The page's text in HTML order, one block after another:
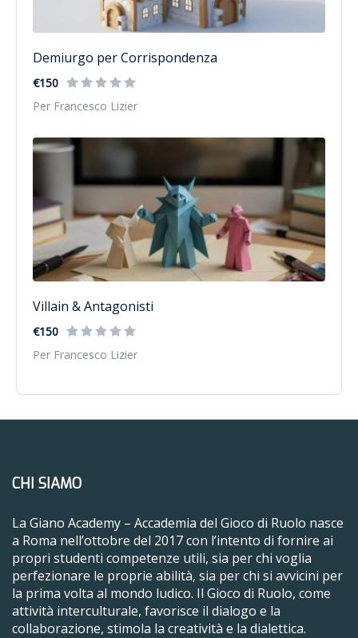
Demiurgo per Corrispondenza
€150
Per Francesco Lizier
Villain & Antagonisti
€150
Per Francesco Lizier
CHI SIAMO
La Giano Academy – Accademia del Gioco di Ruolo nasce
a Roma nell’ottobre del 2017 con l’intento di fornire ai
propri studenti competenze utili, sia per chi voglia
perfezionare le proprie abilità, sia per chi si avvicini per
la prima volta al mondo ludico. Il Gioco di Ruolo, come
attività interculturale, favorisce il dialogo e la
collaborazione, stimola la creatività e la dialettica.